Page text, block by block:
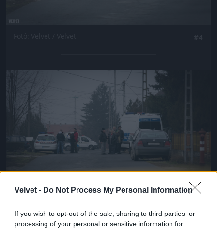
Velvet - Do Not Process My Personal Information
If you wish to opt-out of the sale, sharing to third parties, or
processing of your personal or sensitive information for
Jön még kép!
Fotó: Velvet / Velvet #5